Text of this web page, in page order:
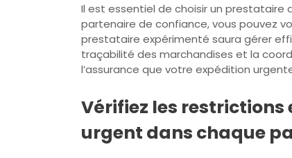
Il est essentiel de choisir un
partenaire de confiance, vous pouvez
prestataire expérimenté saura gérer
traçabilité des marchandises et la
l’assurance que votre expédition
Vérifiez les
urgent dans chaque